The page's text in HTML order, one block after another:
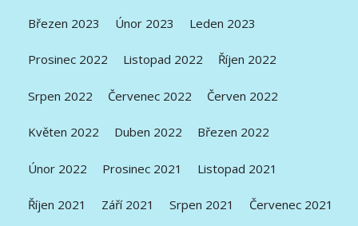
Březen 2023 Únor 2023 Leden 2023
Prosinec 2022 Listopad 2022 Říjen 2022
Srpen 2022 Červenec 2022 Červen 2022
Květen 2022 Duben 2022 Březen 2022
Únor 2022 Prosinec 2021 Listopad 2021
Říjen 2021 Září 2021 Srpen 2021 Červenec 2021